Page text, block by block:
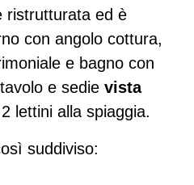
ristrutturata ed è
con angolo cottura,
e bagno con
e sedie vista
lettini alla spiaggia.
suddiviso: